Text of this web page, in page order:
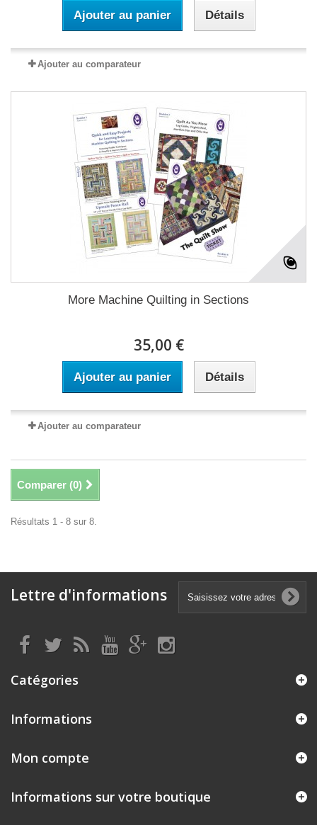
Ajouter au panier Détails
Ajouter au comparateur
More Machine Quilting in Sections
35,00 €
Ajouter au panier Détails
Ajouter au comparateur
Comparer (0)
Résultats 1 - 8 sur 8.
Lettre d'informations
Catégories
Informations
Mon compte
Informations sur votre boutique